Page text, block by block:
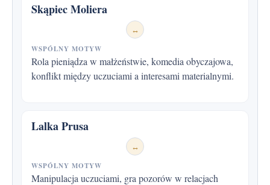
Skąpiec Moliera
↔
WSPÓLNY MOTYW
Rola pieniądza w małżeństwie, komedia obyczajowa,
konflikt między uczuciami a interesami materialnymi.
Lalka Prusa
↔
WSPÓLNY MOTYW
Manipulacja uczuciami, gra pozorów w relacjach